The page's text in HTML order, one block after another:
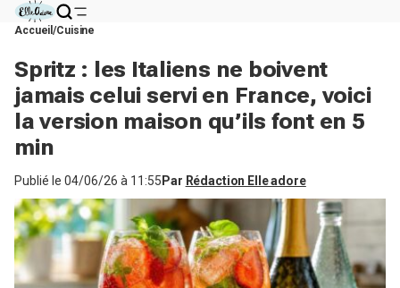
Accueil Cuisine
Spritz : les Italiens ne boivent
jamais celui servi en France, voici
la version maison qu’ils font en 5
min
Publié le 04/06/26 à 11:55 Par Rédaction Elle adore